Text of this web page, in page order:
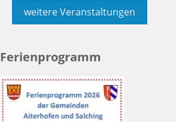
weitere Veranstaltungen
Ferienprogramm